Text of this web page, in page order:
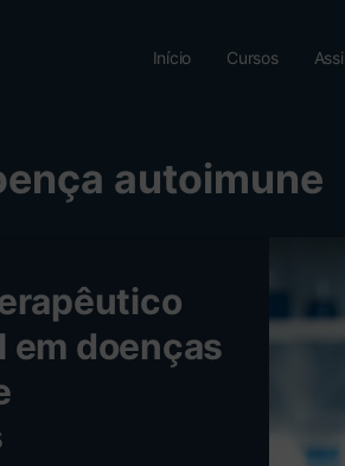
Início Cursos
autoimune
em doenças